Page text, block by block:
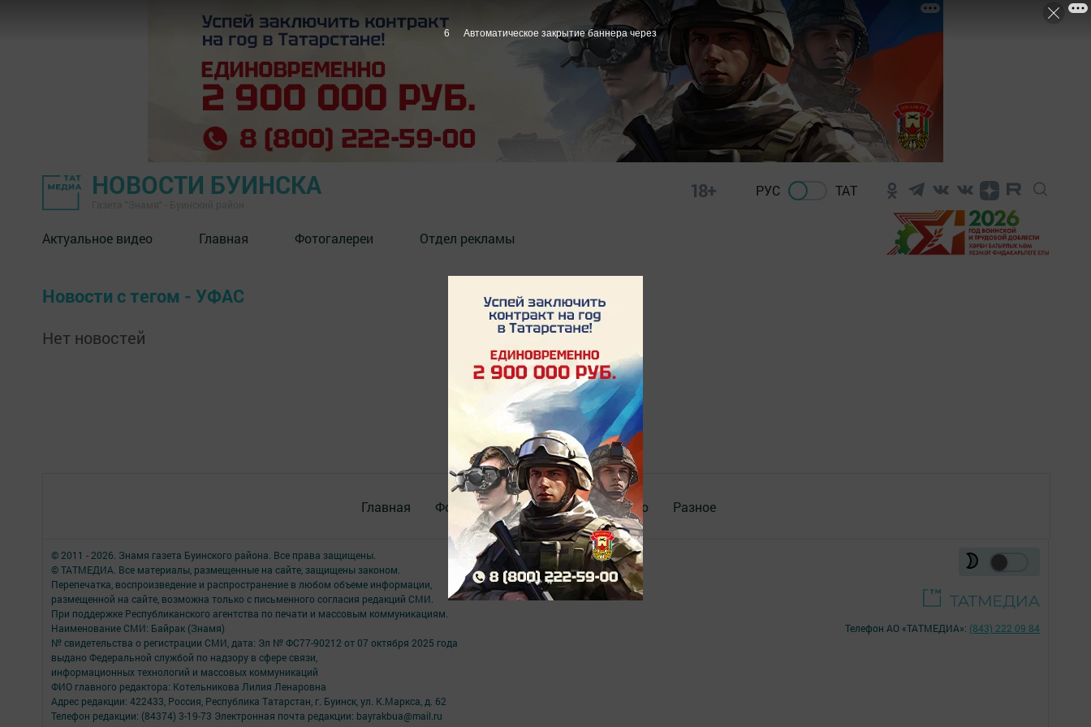
НОВОСТИ БУИНСКА 18+ РУС ТАТ
Актуальное видео Главная Фотогалереи Отдел рекламы
Новости с тегом - УФАС
Нет новостей
Главная Фотогалереи Актуальное видео Разное
© 2011 - 2026. Знамя газета Буинского района. Все права защищены.
© ТАТМЕДИА. Все материалы, размещенные на сайте, защищены законом.
Перепечатка, воспроизведение и распространение в любом объеме информации,
размещенной на сайте, возможна только с письменного согласия редакций СМИ.
При поддержке Республиканского агентства по печати и массовым коммуникациям.
Наименование СМИ: Байрак (Знамя)
№ свидетельства о регистрации СМИ, дата: Эл № ФС77-90212 от 07 октября 2025 года
выдано Федеральной службой по надзору в сфере связи,
информационных технологий и массовых коммуникаций
ФИО главного редактора: Котельникова Лилия Ленаровна
Адрес редакции: 422433, Россия, Республика Татарстан, г. Буинск, ул. К.Маркса, д. 62
Телефон редакции: (84374) 3-19-73 Электронная почта редакции: bayrakbua@mail.ru
Телефон АО «ТАТМЕДИА»: (843) 222 09 84
6 Автоматическое закрытие баннера через